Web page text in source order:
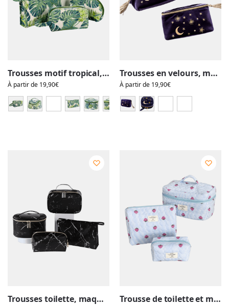
Trousses motif tropical, feuillages verts et nature, toilette, maquillage, vanity
À partir de 19,90€
Trousses en velours, maquillage et toilette, vanity, motif original nuit étoilée
À partir de 19,90€
Trousses toilette, maquillage femme, vanity, motif marbre noir Trousse de toilette et maquillage bleue à rayures avec motif fraise pour femme